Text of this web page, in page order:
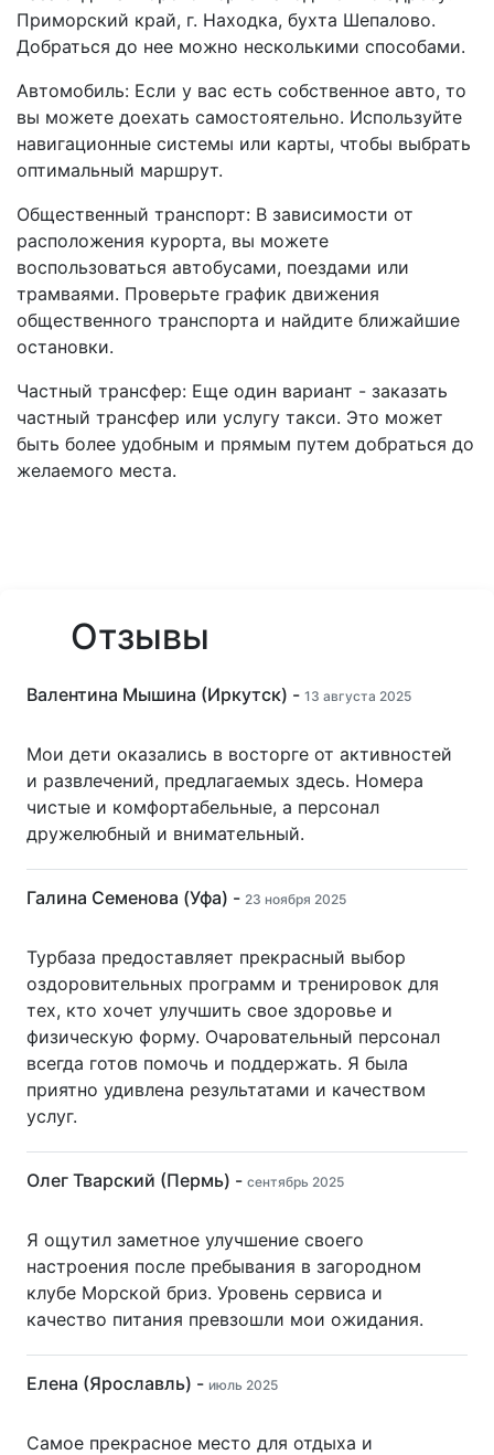
Приморский край, г. Находка, бухта Шепалово.
Добраться до нее можно несколькими способами.
Автомобиль: Если у вас есть собственное авто, то
вы можете доехать самостоятельно. Используйте
навигационные системы или карты, чтобы выбрать
оптимальный маршрут.
Общественный транспорт: В зависимости от
расположения курорта, вы можете
воспользоваться автобусами, поездами или
трамваями. Проверьте график движения
общественного транспорта и найдите ближайшие
остановки.
Частный трансфер: Еще один вариант - заказать
частный трансфер или услугу такси. Это может
быть более удобным и прямым путем добраться до
желаемого места.
Отзывы
Валентина Мышина (Иркутск) - 13 августа 2025
Мои дети оказались в восторге от активностей
и развлечений, предлагаемых здесь. Номера
чистые и комфортабельные, а персонал
дружелюбный и внимательный.
Галина Семенова (Уфа) - 23 ноября 2025
Турбаза предоставляет прекрасный выбор
оздоровительных программ и тренировок для
тех, кто хочет улучшить свое здоровье и
физическую форму. Очаровательный персонал
всегда готов помочь и поддержать. Я была
приятно удивлена результатами и качеством
услуг.
Олег Тварский (Пермь) - сентябрь 2025
Я ощутил заметное улучшение своего
настроения после пребывания в загородном
клубе Морской бриз. Уровень сервиса и
качество питания превзошли мои ожидания.
Елена (Ярославль) - июль 2025
Самое прекрасное место для отдыха и